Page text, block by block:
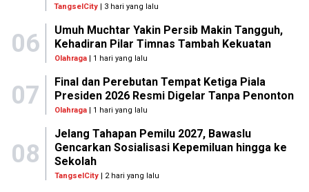
TangselCity | 3 hari yang lalu
06
Umuh Muchtar Yakin Persib Makin Tangguh,
Kehadiran Pilar Timnas Tambah Kekuatan
Olahraga| 1 hari yang lalu
07
Final dan Perebutan Tempat Ketiga Piala
Presiden 2026 Resmi Digelar Tanpa Penonton
Olahraga| 1 hari yang lalu
08
Jelang Tahapan Pemilu 2027, Bawaslu
Gencarkan Sosialisasi Kepemiluan hingga ke
Sekolah
TangselCity| 2 hari yang lalu